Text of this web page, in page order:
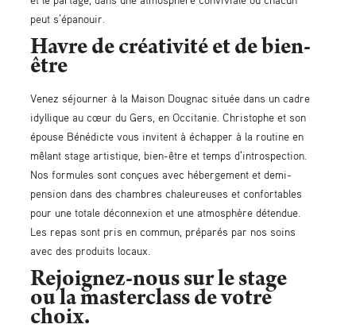
peut s’épanouir.
Havre de créativité et de bien-
être
Venez séjourner à la Maison Dougnac située dans un cadre
idyllique au cœur du Gers, en Occitanie. Christophe et son
épouse Bénédicte vous invitent à échapper à la routine en
mêlant stage artistique, bien-être et temps d'introspection.
Nos formules sont conçues avec hébergement et demi-
pension dans des chambres chaleureuses et confortables
pour une totale déconnexion et une atmosphère détendue.
Les repas sont pris en commun, préparés par nos soins
avec des produits locaux.
Rejoignez-nous sur le stage
ou la masterclass de votre
choix.